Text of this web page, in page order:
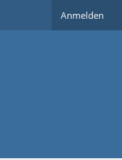
Anmelden